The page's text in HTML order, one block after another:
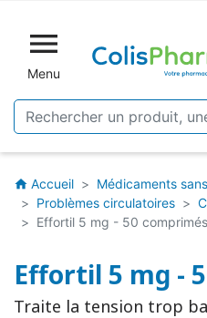

Menu
home Accueil
Médicaments
Problèmes circulatoires
Effortil 5 mg - 50 comprimés
Effortil 5 mg -
Traite la tension trop